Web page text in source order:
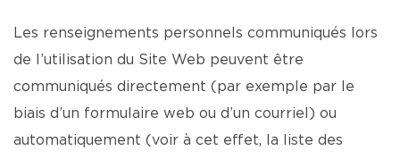
Les renseignements personnels communiqués lors
de l’utilisation du Site Web peuvent être
communiqués directement (par exemple par le
biais d’un formulaire web ou d’un courriel) ou
automatiquement (voir à cet effet, la liste des